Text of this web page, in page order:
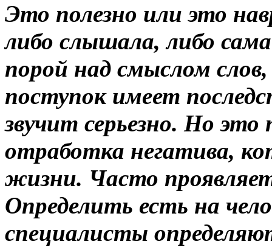
Это полезно или это
либо слышала, либо
порой над смыслом
поступок имеет
звучит серьезно. Но
отработка негатива,
жизни. Часто
Определить есть на
специалисты